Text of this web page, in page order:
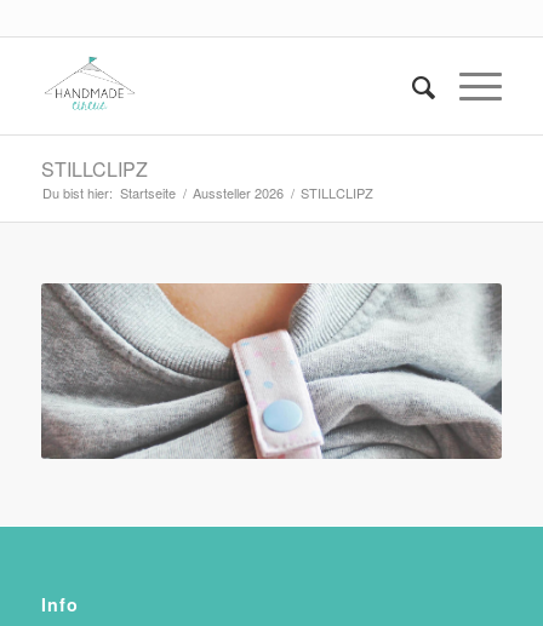
STILLCLIPZ
Du bist hier: Startseite / Aussteller 2026 / STILLCLIPZ
Info